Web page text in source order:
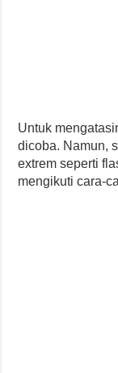
Untuk
dicoba. Namun,
extrem seperti
mengikuti cara-